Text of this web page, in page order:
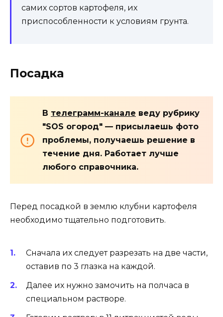
самих сортов картофеля, их
приспособленности к условиям грунта.
Посадка
В телеграмм-канале веду рубрику
"SOS огород" — присылаешь фото
проблемы, получаешь решение в
течение дня. Работает лучше
любого справочника.
Перед посадкой в землю клубни картофеля
необходимо тщательно подготовить.
Сначала их следует разрезать на две части,
оставив по 3 глазка на каждой.
Далее их нужно замочить на полчаса в
специальном растворе.